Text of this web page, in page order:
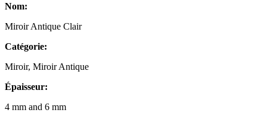
Nom:
Miroir Antique Clair
Catégorie:
Miroir, Miroir Antique
Épaisseur:
4 mm and 6 mm